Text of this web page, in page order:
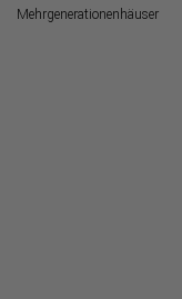
Mehrgenerationenhäuser